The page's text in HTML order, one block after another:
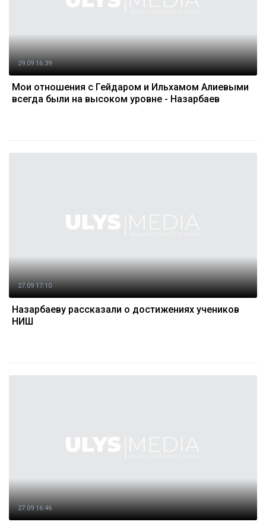
29.09 16:39
Мои отношения с Гейдаром и Ильхамом Алиевыми
всегда были на высоком уровне - Назарбаев
27.09 17:10
Назарбаеву рассказали о достижениях учеников
НИШ
27.09 16:46